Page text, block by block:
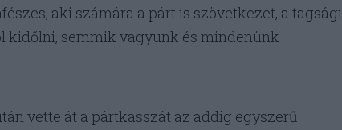
aki számára a párt is szövetkezet, a tagsági
kidőlni, semmik vagyunk és mindenünk
vette át a pártkasszát az addig egyszerű